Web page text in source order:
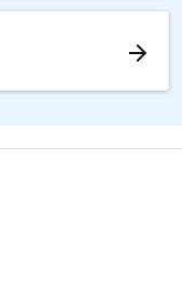
arrow_forward